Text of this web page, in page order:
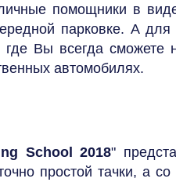
помощники в
парковке. А для
Вы всегда сможете
автомобилях.
School 2018"
простой тачки, а